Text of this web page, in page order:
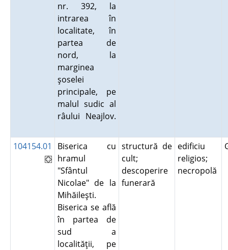
nr. 392, la
intrarea în
localitate, în
partea de
nord, la
marginea
şoselei
principale, pe
malul sudic al
râului Neajlov.
104154.01
Biserica cu
hramul
"Sfântul
Nicolae" de la
Mihăileşti.
Biserica se află
în partea de
sud a
localităţii, pe
structură de
cult;
descoperire
funerară
edificiu
religios;
necropolă